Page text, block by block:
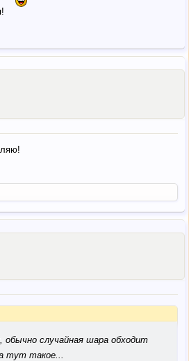
случайная шара обходит
тут такое...